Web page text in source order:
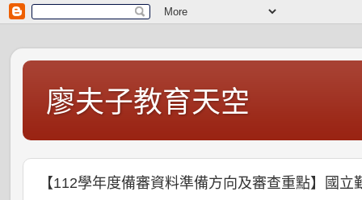
廖夫子教育天空
【112學年度備審資料準備方向及審查重點】國